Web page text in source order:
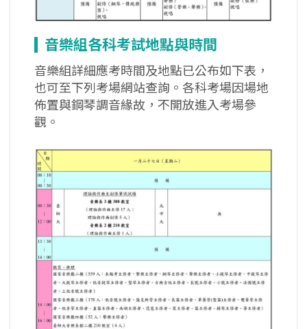
音樂組各科考試地點與時間
音樂組詳細應考時間及地點已公布如下表，
也可至下列考場網站查詢。各科考場因場地
佈置與鋼琴調音緣故，不開放進入考場參
觀。